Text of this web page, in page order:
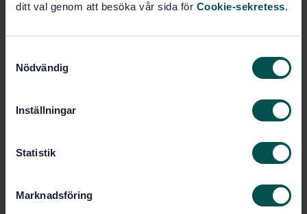
ditt val genom att besöka vår sida för Cookie-sekretess.
Nödvändig
Inställningar
Statistik
Marknadsföring
Prenumerera på standarden - Läs mer
Lägg i varukorgen
Fler alternativ
Produktinformation
Framtagen av:Svenska institutet för